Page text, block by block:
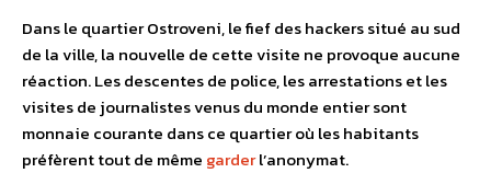
Dans le quartier Ostroveni, le fief des hackers situé au sud
de la ville, la nouvelle de cette visite ne provoque aucune
réaction. Les descentes de police, les arrestations et les
visites de journalistes venus du monde entier sont
monnaie courante dans ce quartier où les habitants
préfèrent tout de même garderl’anonymat.